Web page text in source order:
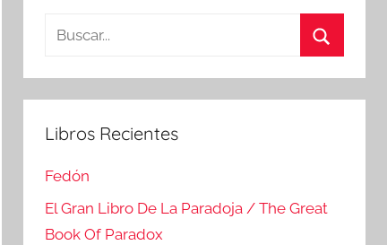
Buscar:
Libros Recientes
Fedón
El Gran Libro De La Paradoja / The Great
Book Of Paradox